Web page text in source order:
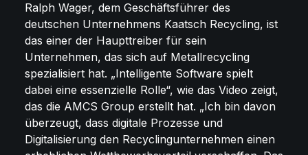
Ralph Wager, dem Geschäftsführer des
deutschen Unternehmens Kaatsch Recycling, ist
das einer der Haupttreiber für sein
Unternehmen, das sich auf Metallrecycling
spezialisiert hat. „Intelligente Software spielt
dabei eine essenzielle Rolle“, wie das Video zeigt,
das die AMCS Group erstellt hat. „Ich bin davon
überzeugt, dass digitale Prozesse und
Digitalisierung den Recyclingunternehmen einen